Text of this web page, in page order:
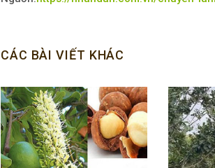
CÁC BÀI VIẾT KHÁC